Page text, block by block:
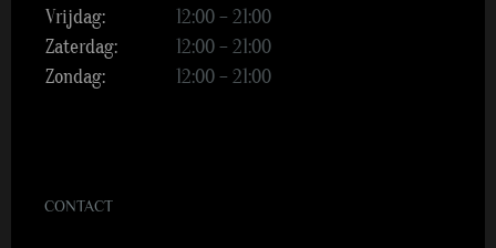
Vrijdag:
12:00 – 21:00
Zaterdag:
12:00 – 21:00
Zondag:
12:00 – 21:00
CONTACT